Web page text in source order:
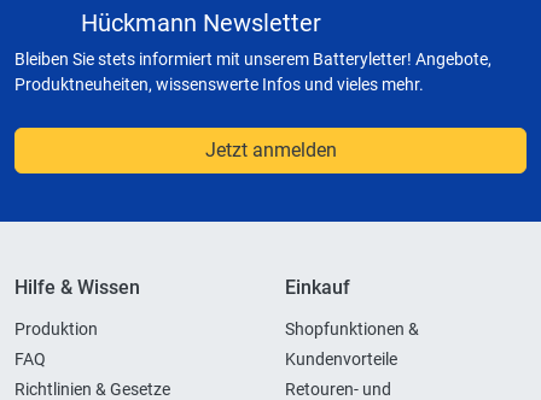
Hückmann Newsletter
Bleiben Sie stets informiert mit unserem Batteryletter! Angebote,
Produktneuheiten, wissenswerte Infos und vieles mehr.
Jetzt anmelden
Hilfe & Wissen
Produktion
FAQ
Richtlinien & Gesetze
Einkauf
Shopfunktionen &
Kundenvorteile
Retouren- und